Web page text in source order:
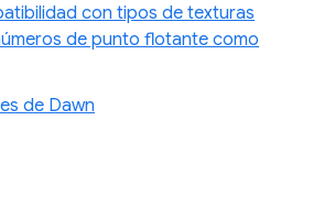
con tipos de texturas
de punto flotante como
de Dawn